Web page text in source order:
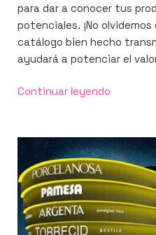
para dar a conocer tus
potenciales. ¡No
catálogo bien hecho
ayudará a potenciar el
Continuar leyendo
el
catálogo
impreso
perfecto
para
tu